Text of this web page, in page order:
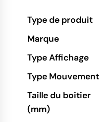
Type de produit
Marque
Type Affichage
Type Mouvement
Taille du boitier
(mm)